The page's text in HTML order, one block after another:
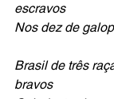
escravos
Nos dez de
Brasil de três
bravos